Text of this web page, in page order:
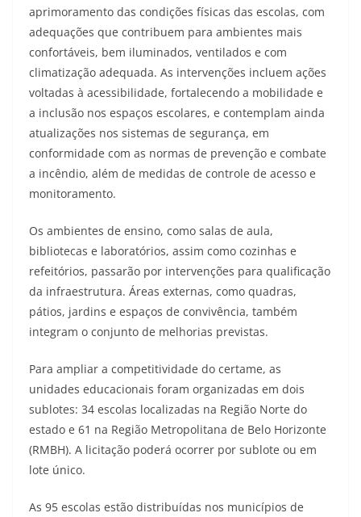
aprimoramento das condições físicas das escolas, com
adequações que contribuem para ambientes mais
confortáveis, bem iluminados, ventilados e com
climatização adequada. As intervenções incluem ações
voltadas à acessibilidade, fortalecendo a mobilidade e
a inclusão nos espaços escolares, e contemplam ainda
atualizações nos sistemas de segurança, em
conformidade com as normas de prevenção e combate
a incêndio, além de medidas de controle de acesso e
monitoramento.
Os ambientes de ensino, como salas de aula,
bibliotecas e laboratórios, assim como cozinhas e
refeitórios, passarão por intervenções para qualificação
da infraestrutura. Áreas externas, como quadras,
pátios, jardins e espaços de convivência, também
integram o conjunto de melhorias previstas.
Para ampliar a competitividade do certame, as
unidades educacionais foram organizadas em dois
sublotes: 34 escolas localizadas na Região Norte do
estado e 61 na Região Metropolitana de Belo Horizonte
(RMBH). A licitação poderá ocorrer por sublote ou em
lote único.
As 95 escolas estão distribuídas nos municípios de